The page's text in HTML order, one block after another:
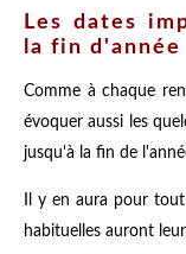
Les dates
la fin d'année
Comme à chaque
évoquer aussi les
jusqu'à la fin de
Il y en aura pour
habituelles auront